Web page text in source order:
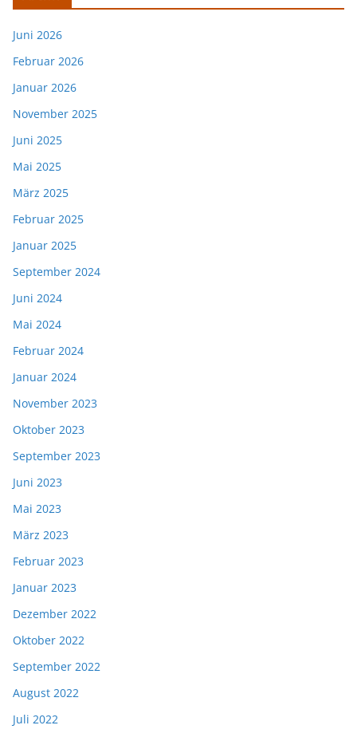
Juni 2026
Februar 2026
Januar 2026
November 2025
Juni 2025
Mai 2025
März 2025
Februar 2025
Januar 2025
September 2024
Juni 2024
Mai 2024
Februar 2024
Januar 2024
November 2023
Oktober 2023
September 2023
Juni 2023
Mai 2023
März 2023
Februar 2023
Januar 2023
Dezember 2022
Oktober 2022
September 2022
August 2022
Juli 2022